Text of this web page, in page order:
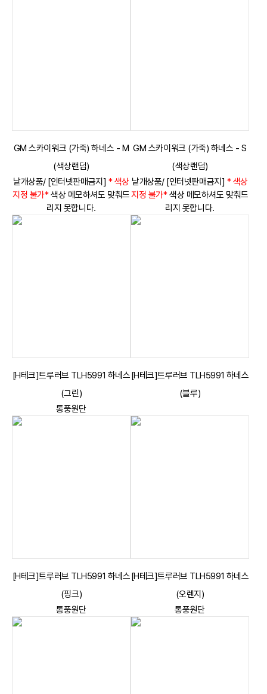
GM 스카이워크 (가죽) 하네스 - M
(색상랜덤)
낱개상품/ [인터넷판매금지] * 색상
지정 불가*색상 메모하셔도 맞춰드
리지 못합니다.
GM 스카이워크 (가죽) 하네스 - S
(색상랜덤)
낱개상품/ [인터넷판매금지] * 색상
지정 불가*색상 메모하셔도 맞춰드
리지 못합니다.
[H테크]트루러브 TLH5991 하네스
(그린)
통풍원단
[H테크]트루러브 TLH5991 하네스
(블루)
[H테크]트루러브 TLH5991 하네스
(핑크)
통풍원단
[H테크]트루러브 TLH5991 하네스
(오렌지)
통풍원단